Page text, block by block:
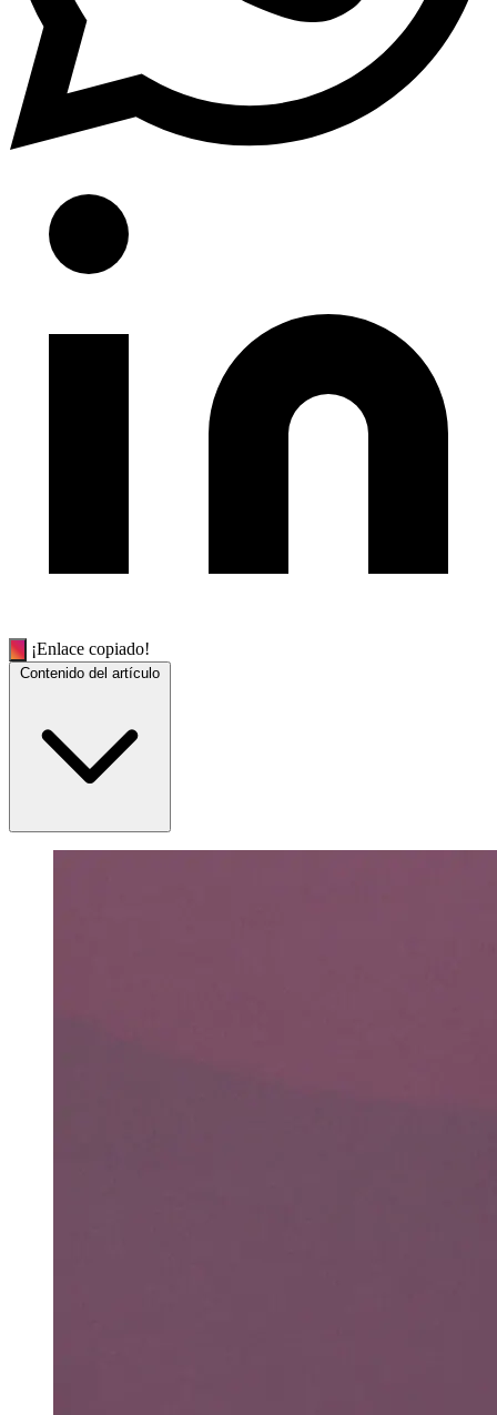
¡Enlace copiado!
Contenido del artículo